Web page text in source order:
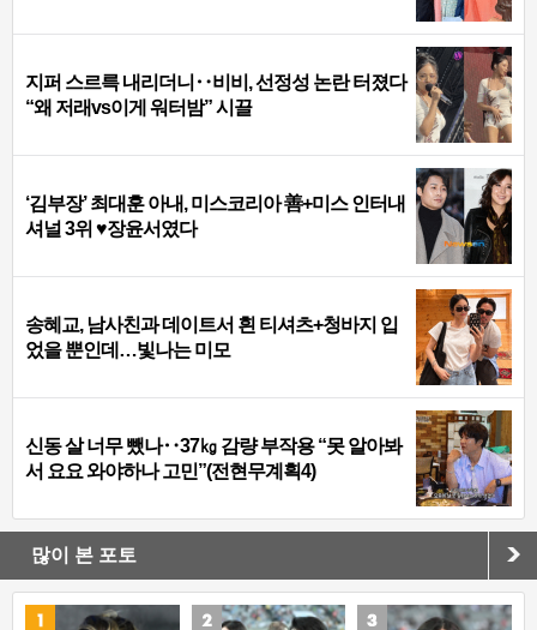
지퍼 스르륵 내리더니‥비비, 선정성 논란 터졌다
“왜 저래vs이게 워터밤” 시끌
‘김부장’ 최대훈 아내, 미스코리아 善+미스 인터내
셔널 3위 ♥장윤서였다
송혜교, 남사친과 데이트서 흰 티셔츠+청바지 입
었을 뿐인데…빛나는 미모
신동 살 너무 뺐나‥37㎏ 감량 부작용 “못 알아봐
서 요요 와야하나 고민”(전현무계획4)
많이 본 포토